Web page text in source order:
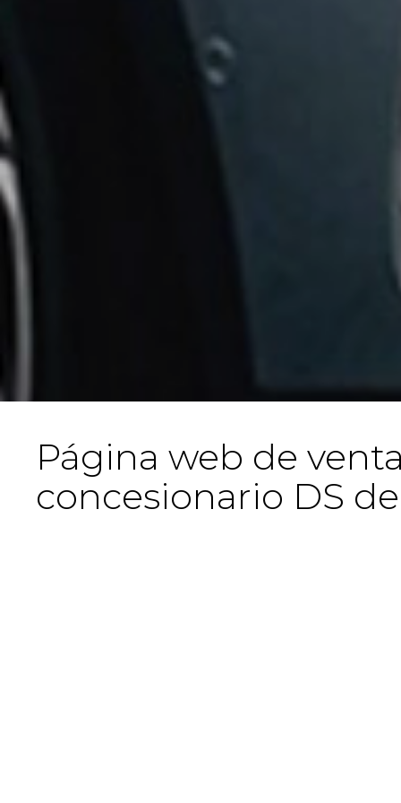
Página web de
concesionario DS